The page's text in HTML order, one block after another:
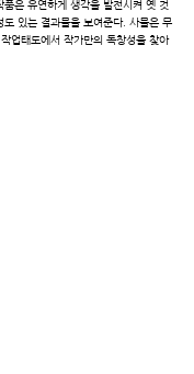
은 유연하게 생각을 발전시켜 옛 것
있는 결과물을 보여준다. 사물은 무
업태도에서 작가만의 독창성을 찾아